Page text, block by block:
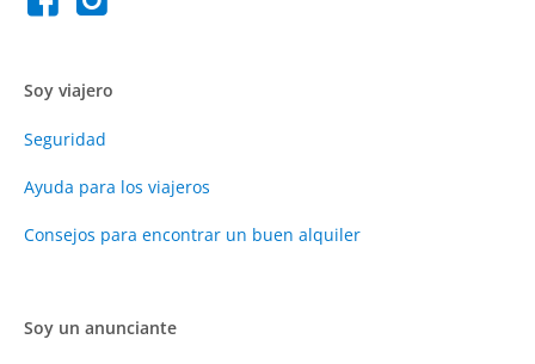
Soy viajero
Seguridad
Ayuda para los viajeros
Consejos para encontrar un buen alquiler
Soy un anunciante